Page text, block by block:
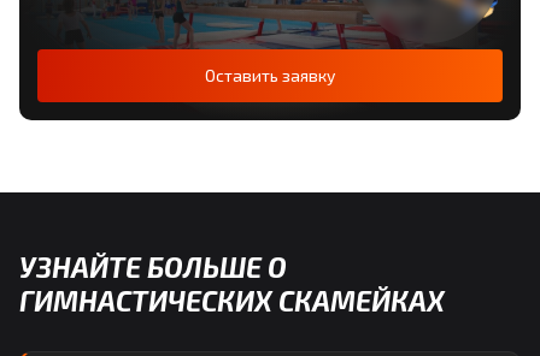
Оставить заявку
УЗНАЙТЕ БОЛЬШЕ О
ГИМНАСТИЧЕСКИХ СКАМЕЙКАХ